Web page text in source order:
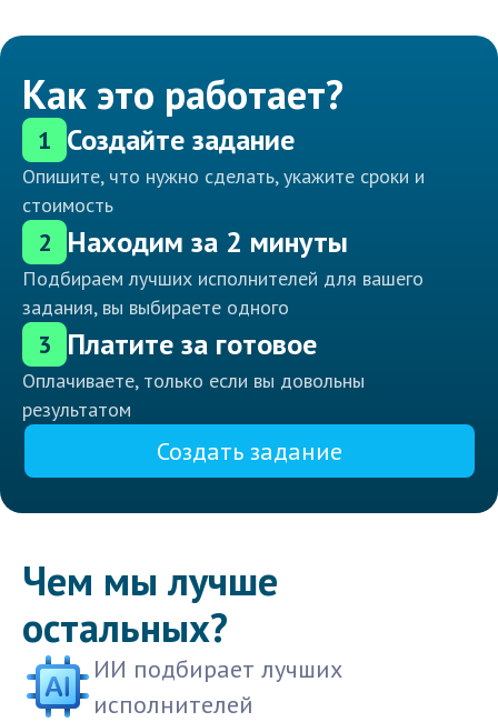
Как это работает?
1 Создайте задание
Опишите, что нужно сделать, укажите сроки и
стоимость
2 Находим за 2 минуты
Подбираем лучших исполнителей для вашего
задания, вы выбираете одного
3 Платите за готовое
Оплачиваете, только если вы довольны
результатом
Создать задание
Чем мы лучше
остальных?
ИИ подбирает лучших
исполнителей